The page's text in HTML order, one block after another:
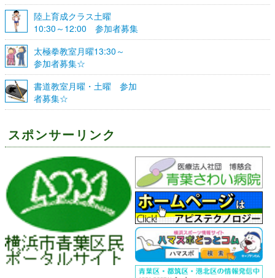
陸上育成クラス土曜
10:30～12:00 参加者募集
☆
太極拳教室月曜13:30～
参加者募集☆
書道教室月曜・土曜 参加
者募集☆
スポンサーリンク